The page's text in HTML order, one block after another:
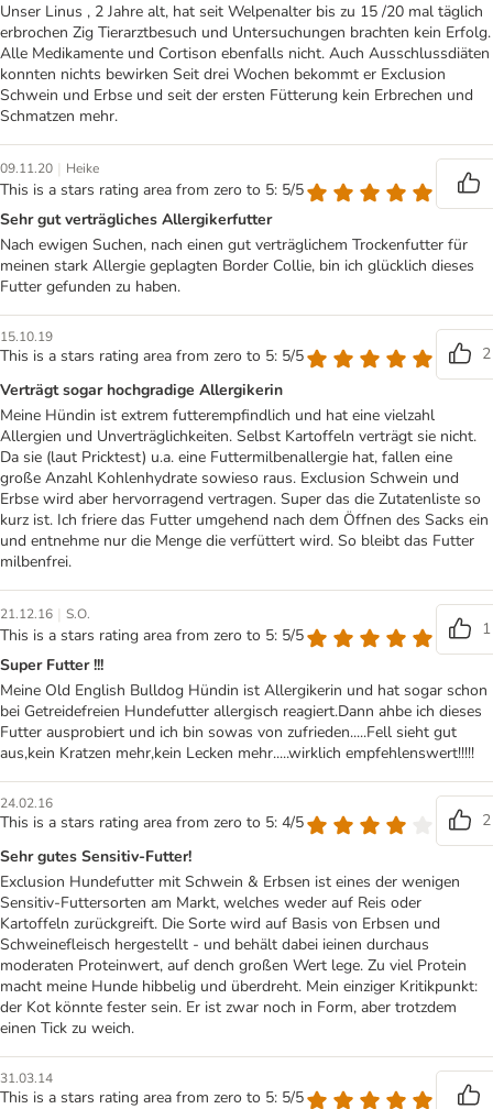
Unser Linus , 2 Jahre alt, hat seit Welpenalter bis zu 15 /20 mal täglich
erbrochen Zig Tierarztbesuch und Untersuchungen brachten kein Erfolg.
Alle Medikamente und Cortison ebenfalls nicht. Auch Ausschlussdiäten
konnten nichts bewirken Seit drei Wochen bekommt er Exclusion
Schwein und Erbse und seit der ersten Fütterung kein Erbrechen und
Schmatzen mehr.
09.11.20 | Heike
This is a stars rating area from zero to 5: 5/5
Sehr gut verträgliches Allergikerfutter
Nach ewigen Suchen, nach einen gut verträglichem Trockenfutter für
meinen stark Allergie geplagten Border Collie, bin ich glücklich dieses
Futter gefunden zu haben.
15.10.19
This is a stars rating area from zero to 5: 5/5
2
Verträgt sogar hochgradige Allergikerin
Meine Hündin ist extrem futterempfindlich und hat eine vielzahl
Allergien und Unverträglichkeiten. Selbst Kartoffeln verträgt sie nicht.
Da sie (laut Pricktest) u.a. eine Futtermilbenallergie hat, fallen eine
große Anzahl Kohlenhydrate sowieso raus. Exclusion Schwein und
Erbse wird aber hervorragend vertragen. Super das die Zutatenliste so
kurz ist. Ich friere das Futter umgehend nach dem Öffnen des Sacks ein
und entnehme nur die Menge die verfüttert wird. So bleibt das Futter
milbenfrei.
21.12.16 | S.O.
This is a stars rating area from zero to 5: 5/5
1
Super Futter !!!
Meine Old English Bulldog Hündin ist Allergikerin und hat sogar schon
bei Getreidefreien Hundefutter allergisch reagiert.Dann ahbe ich dieses
Futter ausprobiert und ich bin sowas von zufrieden.....Fell sieht gut
aus,kein Kratzen mehr,kein Lecken mehr.....wirklich empfehlenswert!!!!!
24.02.16
This is a stars rating area from zero to 5: 4/5
2
Sehr gutes Sensitiv-Futter!
Exclusion Hundefutter mit Schwein & Erbsen ist eines der wenigen
Sensitiv-Futtersorten am Markt, welches weder auf Reis oder
Kartoffeln zurückgreift. Die Sorte wird auf Basis von Erbsen und
Schweinefleisch hergestellt - und behält dabei ieinen durchaus
moderaten Proteinwert, auf dench großen Wert lege. Zu viel Protein
macht meine Hunde hibbelig und überdreht. Mein einziger Kritikpunkt:
der Kot könnte fester sein. Er ist zwar noch in Form, aber trotzdem
einen Tick zu weich.
31.03.14
This is a stars rating area from zero to 5: 5/5